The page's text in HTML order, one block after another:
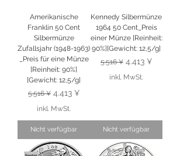
Amerikanische
Franklin 50 Cent
Silbermünze
Zufallsjahr (1948-1963)
_Preis für eine Münze
[Reinheit: 90%]
[Gewicht: 12,5/g]
Standardpreis
5.516 ¥ Sale-Preis
4.413 ¥
inkl. MwSt.
Nicht verfügbar
Kennedy Silbermünze
1964 50 Cent_Preis
einer Münze [Reinheit:
90%][Gewicht: 12,5/g]
Standardpreis
5.516 ¥ Sale-Preis
4.413 ¥
inkl. MwSt.
Nicht verfügbar